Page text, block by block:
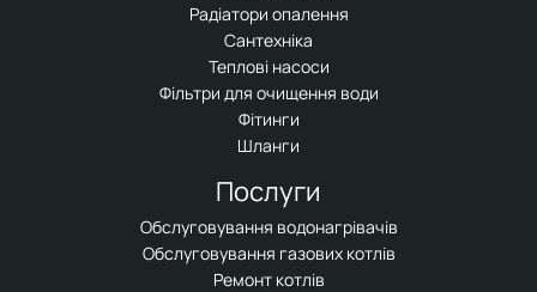
Радіатори опалення
Сантехніка
Теплові насоси
Фільтри для очищення води
Фітинги
Шланги
Послуги
Обслуговування водонагрівачів
Обслуговування газових котлів
Ремонт котлів